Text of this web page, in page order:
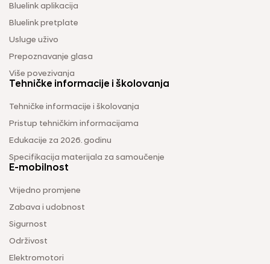
Bluelink aplikacija
Bluelink pretplate
Usluge uživo
Prepoznavanje glasa
Više povezivanja
Tehničke informacije i školovanja
Tehničke informacije i školovanja
Pristup tehničkim informacijama
Edukacije za 2026. godinu
Specifikacija materijala za samoučenje
E-mobilnost
Vrijedno promjene
Zabava i udobnost
Sigurnost
Održivost
Elektromotori